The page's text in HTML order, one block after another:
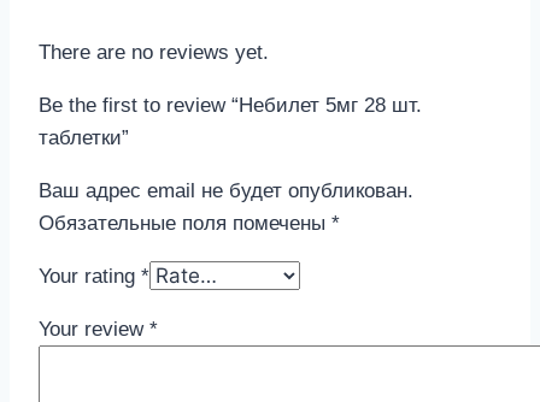
There are no reviews yet.
Be the first to review “Небилет 5мг 28 шт.
таблетки”
Ваш адрес email не будет опубликован.
Обязательные поля помечены *
Your rating *
Your review *